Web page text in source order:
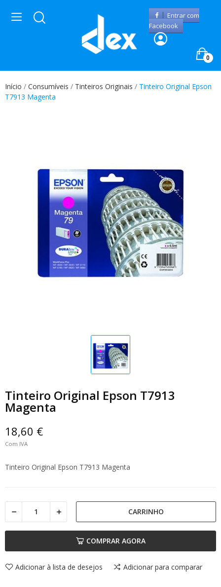
Entrar com
Facebook
0
Início Consumíveis Tinteiros Originais
Tinteiro Original Epson
T7913 Magenta
Tinteiro Original Epson T7913
Magenta
18,60 €
Com IVA
Tinteiro Original Epson T7913 Magenta
CARRINHO
COMPRAR AGORA
Adicionar à lista de desejos Adicionar para comparar